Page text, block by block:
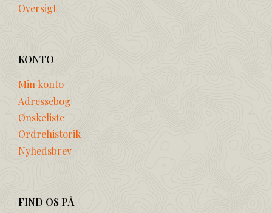
Oversigt
KONTO
Min konto
Adressebog
Ønskeliste
Ordrehistorik
Nyhedsbrev
FIND OS PÅ